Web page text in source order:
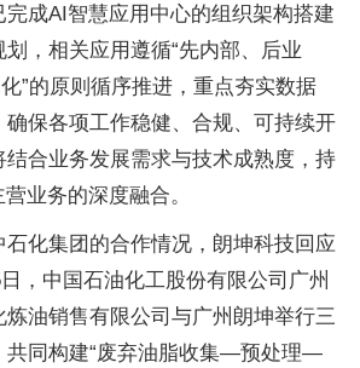
完成AI智慧应用中心的组织架构搭建
，相关应用遵循“先内部、后业
”的原则循序推进，重点夯实数据
保各项工作稳健、合规、可持续开
结合业务发展需求与技术成熟度，持
业务的深度融合。
石化集团的合作情况，朗坤科技回应
，中国石油化工股份有限公司广州
油销售有限公司与广州朗坤举行三
共同构建“废弃油脂收集—预处理—